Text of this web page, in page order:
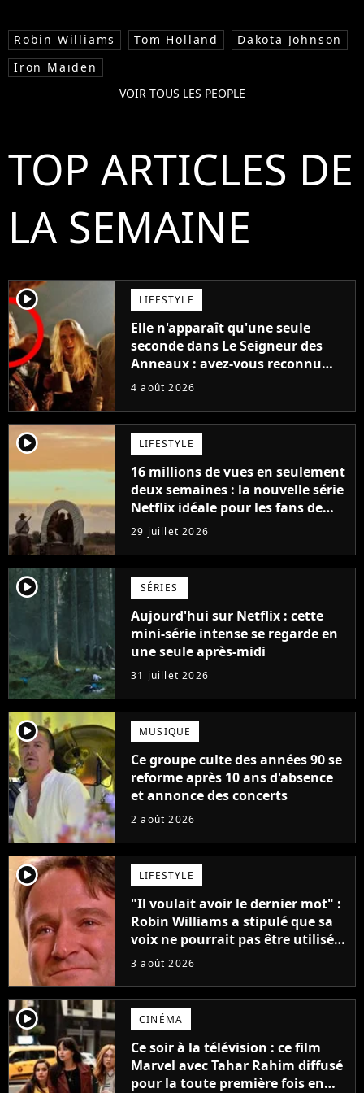
Robin Williams Tom Holland
Dakota Johnson
Iron Maiden
VOIR TOUS LES PEOPLE
TOP ARTICLES DE
LA SEMAINE
player2 LIFESTYLE
Elle n'apparaît qu'une seule
seconde dans Le Seigneur des
Anneaux : avez-vous reconnu
cette légende du cinéma dans la
4 août 2026
player2 LIFESTYLE
16 millions de vues en seulement
deux semaines : la nouvelle série
Netflix idéale pour les fans de
Yellowstone
29 juillet 2026
player2 SÉRIES
Aujourd'hui sur Netflix : cette
mini-série intense se regarde en
une seule après-midi
31 juillet 2026
player2 MUSIQUE
Ce groupe culte des années 90 se
reforme après 10 ans d'absence
et annonce des concerts
2 août 2026
player2 LIFESTYLE
"Il voulait avoir le dernier mot" :
Robin Williams a stipulé que sa
voix ne pourrait pas être utilisée
avant 2039, pourtant Disney
inédits
3 août 2026
player2 CINÉMA
Ce soir à la télévision : ce film
Marvel avec Tahar Rahim diffusé
pour la toute première fois en